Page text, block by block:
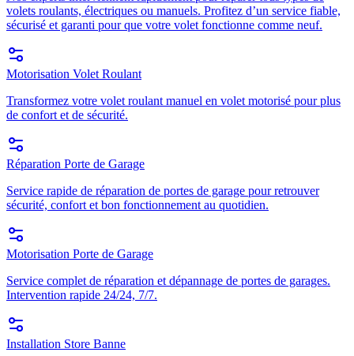
volets roulants, électriques ou manuels. Profitez d’un service fiable,
sécurisé et garanti pour que votre volet fonctionne comme neuf.
Motorisation Volet Roulant
Transformez votre volet roulant manuel en volet motorisé pour plus
de confort et de sécurité.
Réparation Porte de Garage
Service rapide de réparation de portes de garage pour retrouver
sécurité, confort et bon fonctionnement au quotidien.
Motorisation Porte de Garage
Service complet de réparation et dépannage de portes de garages.
Intervention rapide 24/24, 7/7.
Installation Store Banne